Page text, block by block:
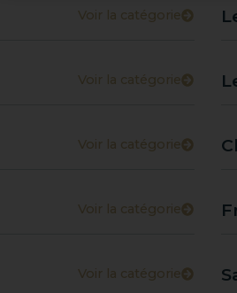
Voir la catégorie
Voir la catégorie
Voir la catégorie
Voir la catégorie
Voir la catégorie